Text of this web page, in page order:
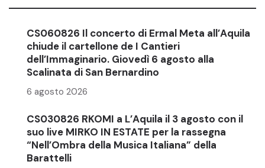
CS060826 Il concerto di Ermal Meta all’Aquila
chiude il cartellone de I Cantieri
dell’Immaginario. Giovedì 6 agosto alla
Scalinata di San Bernardino
6 agosto 2026
CS030826 RKOMI a L’Aquila il 3 agosto con il
suo live MIRKO IN ESTATE per la rassegna
“Nell’Ombra della Musica Italiana” della
Barattelli